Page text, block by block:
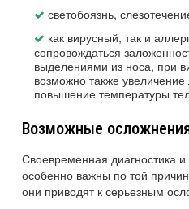
светобоязнь,
как вирусный, так и
сопровождаться
выделениями из носа, при
возможно также
повышение температуры
Возможные
Своевременная диагностика
особенно важны по той
они приводят к серьезным